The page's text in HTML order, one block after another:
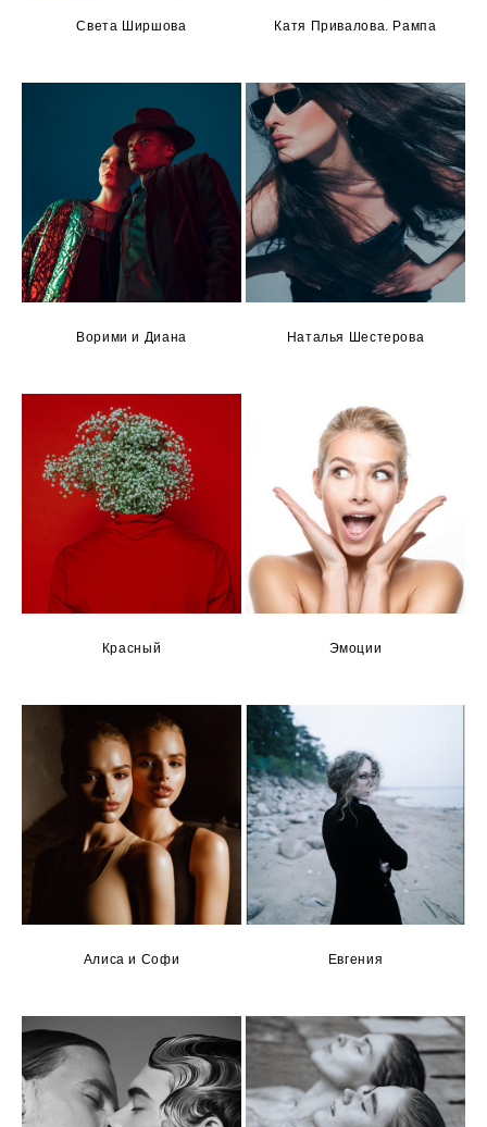
Света Ширшова Катя Привалова. Рампа
Ворими и Диана Наталья Шестерова
Красный Эмоции
Алиса и Софи Евгения